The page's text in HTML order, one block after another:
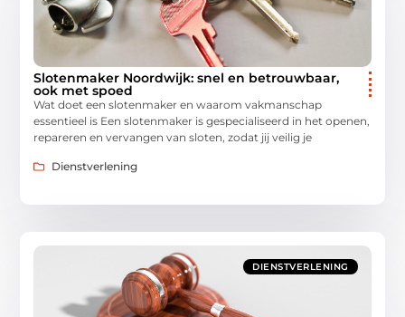
Slotenmaker Noordwijk: snel en betrouwbaar,
ook met spoed
Wat doet een slotenmaker en waarom vakmanschap
essentieel is Een slotenmaker is gespecialiseerd in het openen,
repareren en vervangen van sloten, zodat jij veilig je
Dienstverlening
DIENSTVERLENING